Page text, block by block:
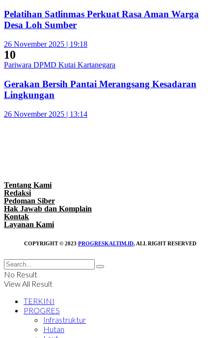
Pelatihan Satlinmas Perkuat Rasa Aman Warga
Desa Loh Sumber
26 November 2025 | 19:18
10
Pariwara DPMD Kutai Kartanegara
Gerakan Bersih Pantai Merangsang Kesadaran
Lingkungan
26 November 2025 | 13:14
Tentang Kami
Redaksi
Pedoman Siber
Hak Jawab dan Komplain
Kontak
Layanan Kami
COPYRIGHT © 2023 PROGRESKALTIM.ID, ALL RIGHT RESERVED
No Result
View All Result
TERKINI
PROGRES
Infrastruktur
Hutan